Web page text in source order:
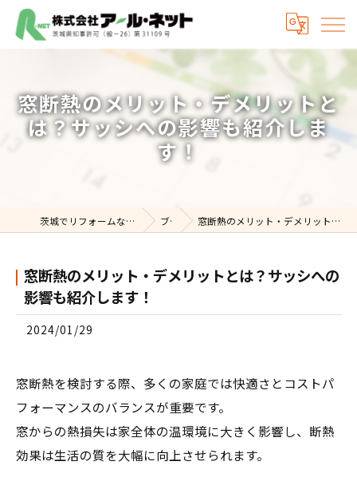
窓断熱のメリット・デメリットと
は？サッシへの影響も紹介しま
す！
茨城でリフォームなら株式会社アール・ネット ブログ 窓断熱のメリット・デメリットとは？サッシへの影響も紹介します！
窓断熱のメリット・デメリットとは？サッシへの
影響も紹介します！
2024/01/29
窓断熱を検討する際、多くの家庭では快適さとコストパ
フォーマンスのバランスが重要です。
窓からの熱損失は家全体の温環境に大きく影響し、断熱
効果は生活の質を大幅に向上させられます。